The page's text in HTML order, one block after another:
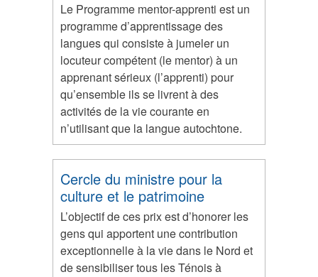
Le Programme mentor-apprenti est un
programme d’apprentissage des
langues qui consiste à jumeler un
locuteur compétent (le mentor) à un
apprenant sérieux (l’apprenti) pour
qu’ensemble ils se livrent à des
activités de la vie courante en
n’utilisant que la langue autochtone.
Cercle du ministre pour la
culture et le patrimoine
L’objectif de ces prix est d’honorer les
gens qui apportent une contribution
exceptionnelle à la vie dans le Nord et
de sensibiliser tous les Ténois à